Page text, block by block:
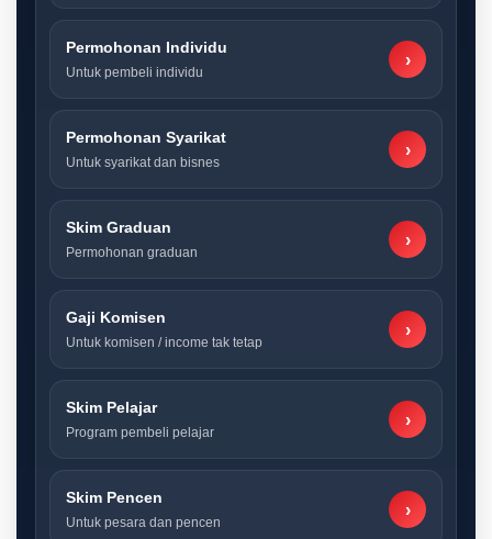
Permohonan Individu
Untuk pembeli individu
›
Permohonan Syarikat
Untuk syarikat dan bisnes
›
Skim Graduan
Permohonan graduan
›
Gaji Komisen
Untuk komisen / income tak tetap
›
Skim Pelajar
Program pembeli pelajar
›
Skim Pencen
Untuk pesara dan pencen
›